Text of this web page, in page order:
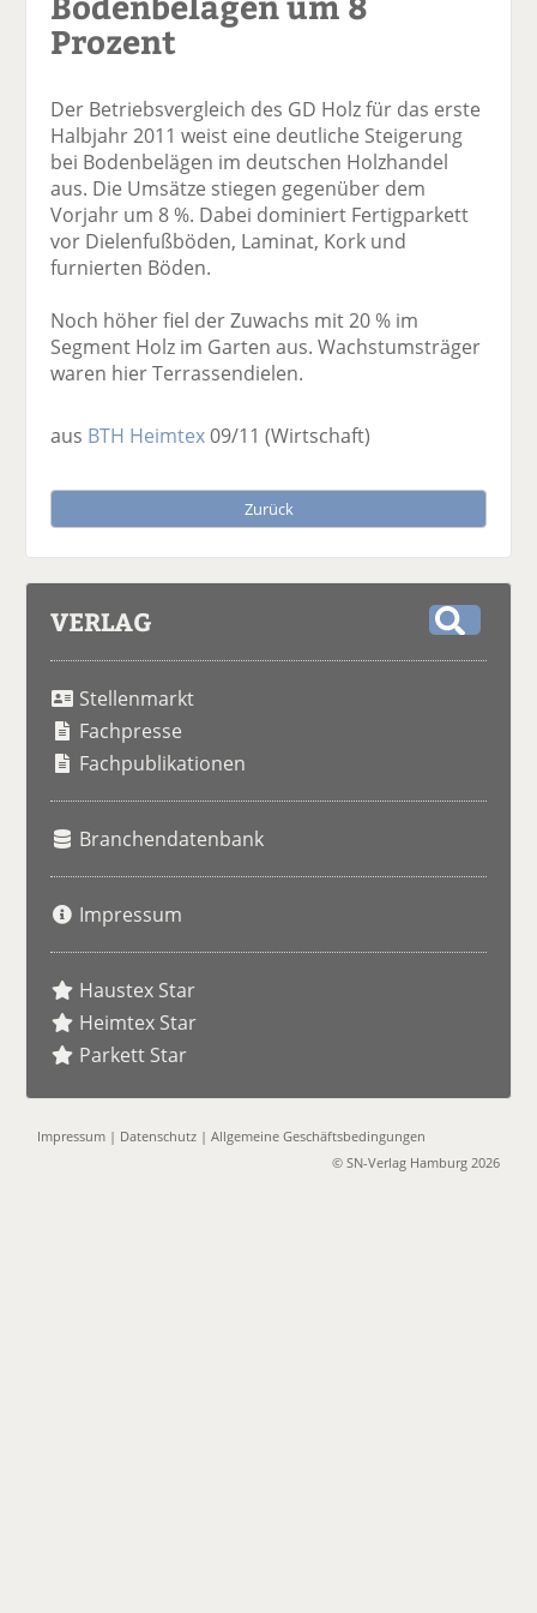
Prozent
Der Betriebsvergleich des GD Holz für das erste
Halbjahr 2011 weist eine deutliche Steigerung
bei Bodenbelägen im deutschen Holzhandel
aus. Die Umsätze stiegen gegenüber dem
Vorjahr um 8 %. Dabei dominiert Fertigparkett
vor Dielenfußböden, Laminat, Kork und
furnierten Böden.
Noch höher fiel der Zuwachs mit 20 % im
Segment Holz im Garten aus. Wachstumsträger
waren hier Terrassendielen.
aus BTH Heimtex09/11(Wirtschaft)
Zurück
VERLAG
Stellenmarkt
Fachpresse
Fachpublikationen
Branchendatenbank
Impressum
Haustex Star
Heimtex Star
Parkett Star
Impressum | Datenschutz |Allgemeine Geschäftsbedingungen
© SN-Verlag Hamburg 2026